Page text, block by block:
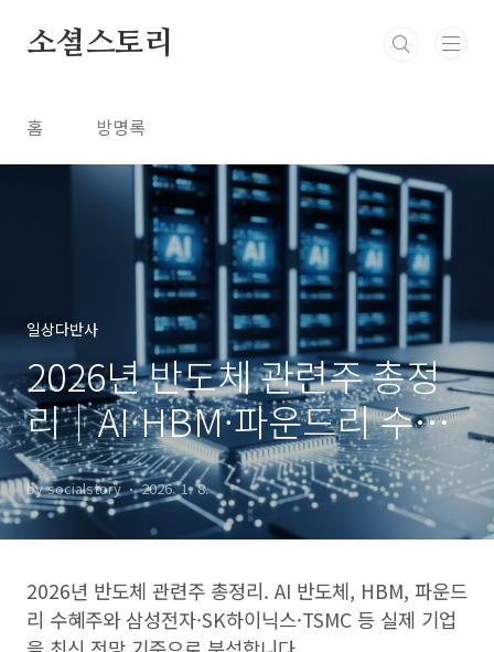
소셜스토리
홈 방명록
일상다반사
2026년 반도체 관련주 총정
리｜AI·HBM·파운드리 수혜
주와 실제 기업 분석
by socialstory 2026. 1. 8.
2026년 반도체 관련주 총정리. AI 반도체, HBM, 파운드
리 수혜주와 삼성전자·SK하이닉스·TSMC 등 실제 기업